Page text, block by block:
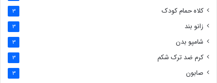
کلاه حمام کودک 3
زانو بند 3
شامپو بدن 3
کرم ضد ترک شکم 3
صابون 3